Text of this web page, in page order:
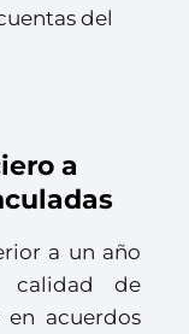
del
a
a un año
calidad de
acuerdos